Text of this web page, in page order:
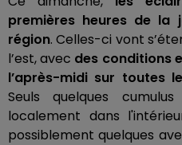
premières heures de la
région. Celles-ci vont
l’est, avec des conditions
l’après-midi sur toutes
Seuls quelques
localement dans
possiblement quelques